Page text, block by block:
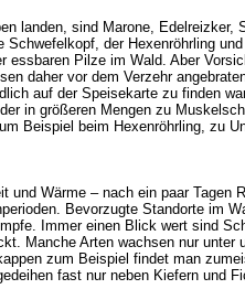
landen, sind Marone, Edelreizker,
der Hexenröhrling
essbaren Pilze im Wald. Aber
daher vor dem Verzehr
auf der Speisekarte zu finden
in größeren Mengen zu
Beispiel beim Hexenröhrling, zu
und Wärme – nach ein paar Tagen
Bevorzugte Standorte im
Immer einen Blick wert sind
Manche Arten wachsen nur unter
zum Beispiel findet man
fast nur neben Kiefern und